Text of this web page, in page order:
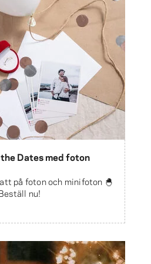
Dates med foton
på foton och minifoton 🐣
nu!